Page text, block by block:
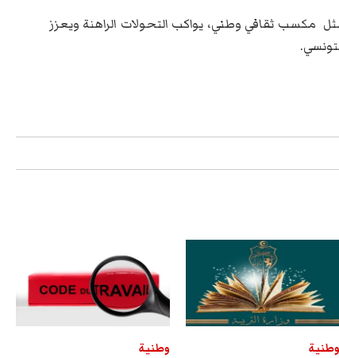
مكسب ثقافي وطني، يواكب التحولات الراهنة ويعزز
وطنية
وطنية